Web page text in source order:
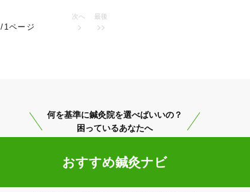
/1ページ
次へ 最後
何を基準に鍼灸院を選べばいいの？
困っているあなたへ
おすすめ鍼灸ナビ